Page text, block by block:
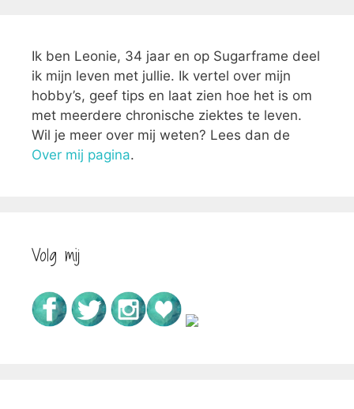
Ik ben Leonie, 34 jaar en op Sugarframe deel
ik mijn leven met jullie. Ik vertel over mijn
hobby’s, geef tips en laat zien hoe het is om
met meerdere chronische ziektes te leven.
Wil je meer over mij weten? Lees dan de
Over mij pagina.
Volg mij